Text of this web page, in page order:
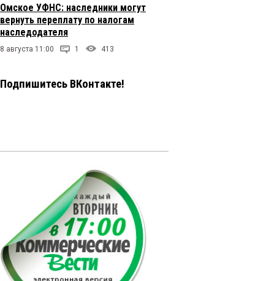
Омское УФНС: наследники могут
вернуть переплату по налогам
наследодателя
8 августа 11:00 1 413
Подпишитесь ВКонтакте!